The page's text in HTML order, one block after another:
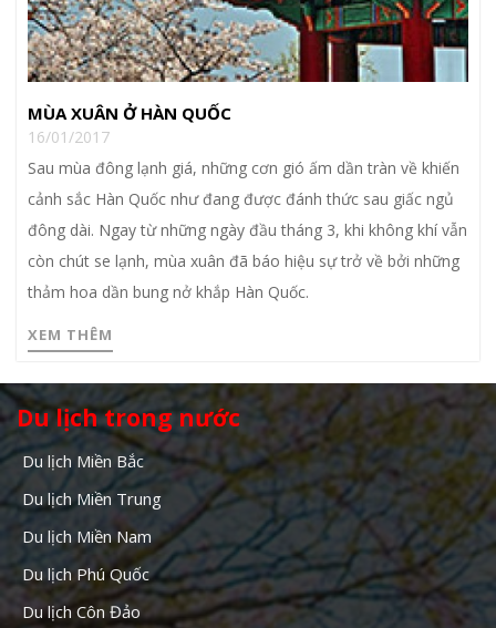
MÙA XUÂN Ở HÀN QUỐC
16/01/2017
Sau mùa đông lạnh giá, những cơn gió ấm dần tràn về khiến
cảnh sắc Hàn Quốc như đang được đánh thức sau giấc ngủ
đông dài. Ngay từ những ngày đầu tháng 3, khi không khí vẫn
còn chút se lạnh, mùa xuân đã báo hiệu sự trở về bởi những
thảm hoa dần bung nở khắp Hàn Quốc.
XEM THÊM
Du lịch trong nước
Du lịch Miền Bắc
Du lịch Miền Trung
Du lịch Miền Nam
Du lịch Phú Quốc
Du lịch Côn Đảo